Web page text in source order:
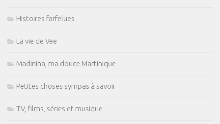
Histoires farfelues
La vie de Vee
Madinina, ma douce Martinique
Petites choses sympas à savoir
TV, films, séries et musique